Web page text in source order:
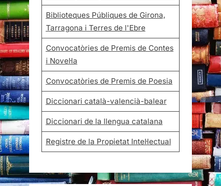
Biblioteques Públiques de Girona,
Tarragona i Terres de l'Ebre
Convocatòries de Premis de Contes
i Novel·la
Convocatòries de Premis de Poesia
Diccionari català-valencià-balear
Diccionari de la llengua catalana
Registre de la Propietat Intel·lectual